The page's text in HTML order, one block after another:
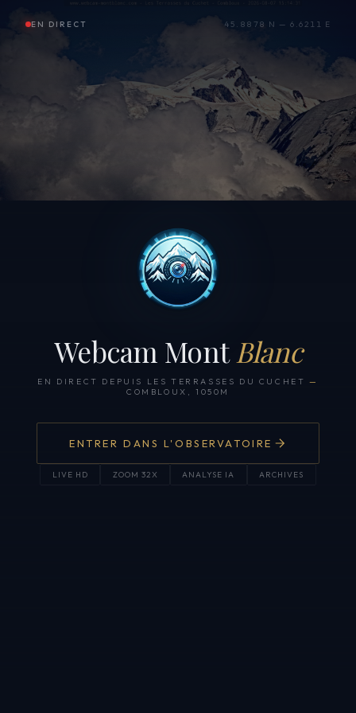
EN DIRECT 45.8878 N — 6.6211 E
Webcam Mont Blanc
EN DIRECT DEPUIS LES TERRASSES DU CUCHET —
COMBLOUX, 1050M
ENTRER DANS L'OBSERVATOIRE
LIVE HD ZOOM 32X ANALYSE IA ARCHIVES